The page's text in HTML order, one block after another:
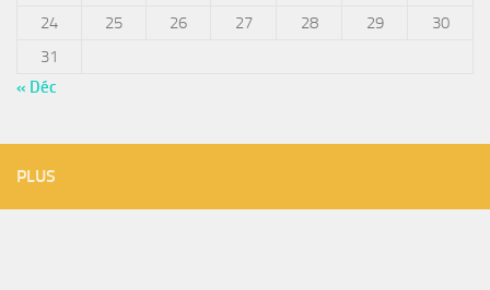
24
25 26 27 28 29
30
31
« Déc
PLUS